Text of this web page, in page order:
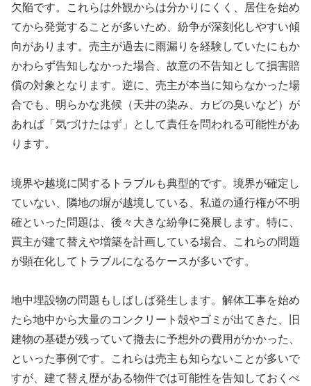
欠陥です。これらは外観からは分かりにくく、居住を始め
てから発覚することが多いため、紛争が深刻化しやすい傾
向があります。売主が過去に雨漏りを経験していたにもか
かわらず告知しなかった場合、故意の不告知として損害賠
償の対象となります。逆に、売主が本当に知らなかった場
合でも、明らかな兆候（天井の染み、カビの臭いなど）が
あれば「気づけたはず」として責任を問われる可能性があ
ります。
境界や越境に関するトラブルも典型的です。境界が確定し
ていない、隣地の塀が越境している、私道の通行権が不明
確といった問題は、後々大きな紛争に発展します。特に、
買主が建て替えや増築を計画している場合、これらの問題
が顕在化してトラブルになるケースが多いです。
地中埋設物の問題もしばしば発生します。解体工事を始め
たら地中から大量のコンクリート殻やゴミが出てきた、旧
建物の基礎が残っていて撤去に予想外の費用がかかった、
といった事例です。これらは売主も知らないことが多いで
すが、建て替え歴がある物件では可能性を告知しておくべ